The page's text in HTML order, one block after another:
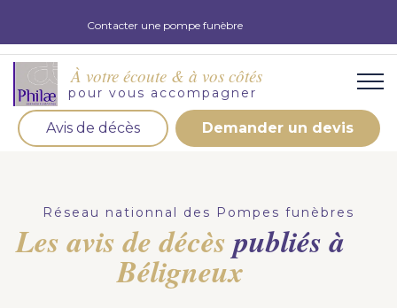
Contacter une pompe funèbre
À votre écoute & à vos côtés
pour vous accompagner
Avis de décès Demander un devis
d'obsèques, nos équipe s'engage à vous répondre
dans les meilleurs délais.
Demander un devis obsèques
Réseau nationnal des Pompes funèbres
Les avis de décèspubliés à
Béligneux